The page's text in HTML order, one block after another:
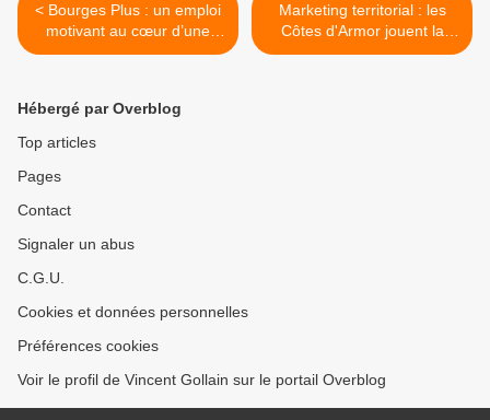
< Bourges Plus : un emploi
motivant au cœur d’une
dynamique positive
Marketing territorial : les
Côtes d'Armor jouent la
carte sonore >
Hébergé par Overblog
Top articles
Pages
Contact
Signaler un abus
C.G.U.
Cookies et données personnelles
Préférences cookies
Voir le profil de Vincent Gollain sur le portail Overblog